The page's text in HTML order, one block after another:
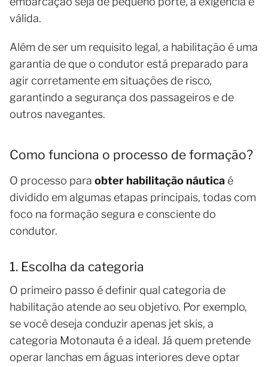
válida.
Além de ser um requisito legal, a habilitação é uma
garantia de que o condutor está preparado para
agir corretamente em situações de risco,
garantindo a segurança dos passageiros e de
outros navegantes.
Como funciona o processo de formação?
O processo para obter habilitação náutica é
dividido em algumas etapas principais, todas com
foco na formação segura e consciente do
condutor.
1. Escolha da categoria
O primeiro passo é definir qual categoria de
habilitação atende ao seu objetivo. Por exemplo,
se você deseja conduzir apenas jet skis, a
categoria Motonauta é a ideal. Já quem pretende
operar lanchas em águas interiores deve optar